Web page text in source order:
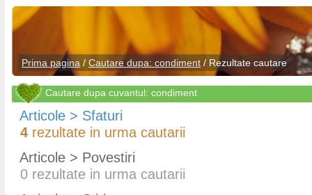
Prima pagina / Cautare dupa: condiment / Rezultate cautare
Cautare dupa cuvantul: condiment
Articole > Sfaturi
4 rezultate in urma cautarii
Articole > Povestiri
0 rezultate in urma cautarii